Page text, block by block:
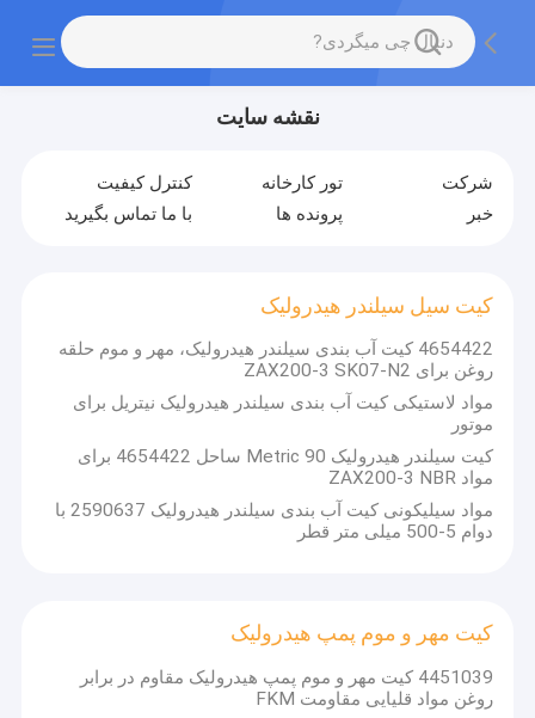
نقشه سایت
شرکت تور کارخانه
کنترل کیفیت
خبر
پرونده ها با ما تماس بگیرید
کیت سیل سیلندر هیدرولیک
4654422 کیت آب بندی سیلندر هیدرولیک، مهر و موم حلقه
روغن برای ZAX200-3 SK07-N2
مواد لاستیکی کیت آب بندی سیلندر هیدرولیک نیتریل برای
موتور
کیت سیلندر هیدرولیک Metric 90 ساحل 4654422 برای
مواد ZAX200-3 NBR
مواد سیلیکونی کیت آب بندی سیلندر هیدرولیک 2590637 با
دوام 5-500 میلی متر قطر
کیت مهر و موم پمپ هیدرولیک
4451039 کیت مهر و موم پمپ هیدرولیک مقاوم در برابر
روغن مواد قلیایی مقاومت FKM